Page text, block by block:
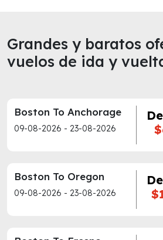
Grandes y baratos
vuelos de ida y
Boston To Anchorage
09-08-2026 - 23-08-2026
Boston To Oregon
09-08-2026 - 23-08-2026